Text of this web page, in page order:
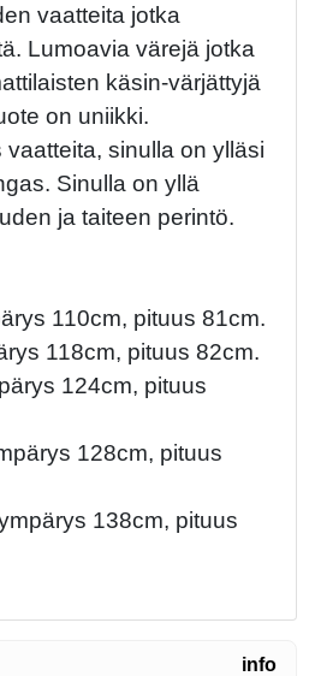
vaatteita jotka
Lumoavia värejä jotka
käsin-värjättyjä
on uniikki.
sinulla on ylläsi
Sinulla on yllä
ja taiteen perintö.
110cm, pituus 81cm.
118cm, pituus 82cm.
124cm, pituus
128cm, pituus
138cm, pituus
info